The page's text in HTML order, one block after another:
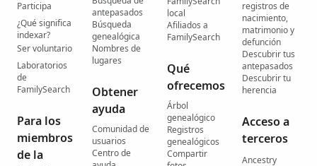
Participa
¿Qué significa
indexar?
Ser voluntario
Laboratorios
de
FamilySearch
Para los
miembros
de la
antepasados
Búsqueda
genealógica
Nombres de
lugares
Obtener
ayuda
Comunidad de
usuarios
Centro de
local
Afiliados a
FamilySearch
Qué
ofrecemos
Árbol
genealógico
Registros
genealógicos
Compartir
registros de
nacimiento,
matrimonio y
defunción
Descubrir tus
antepasados
Descubrir tu
herencia
Acceso a
terceros
Ancestry